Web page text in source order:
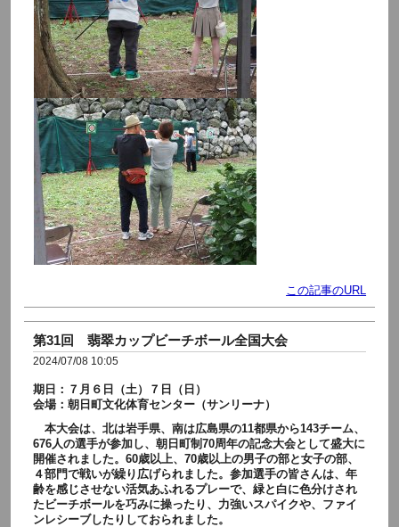
この記事のURL
第31回 翡翠カップビーチボール全国大会
2024/07/08 10:05
期日：７月６日（土）７日（日）
会場：朝日町文化体育センター（サンリーナ）
本大会は、北は岩手県、南は広島県の11都県から143チーム、
676人の選手が参加し、朝日町制70周年の記念大会として盛大に
開催されました。60歳以上、70歳以上の男子の部と女子の部、
４部門で戦いが繰り広げられました。参加選手の皆さんは、年
齢を感じさせない活気あふれるプレーで、緑と白に色分けされ
たビーチボールを巧みに操ったり、力強いスパイクや、ファイ
ンレシーブしたりしておられました。